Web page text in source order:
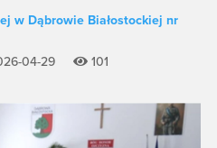
w Dąbrowie Białostockiej nr
04-29
101